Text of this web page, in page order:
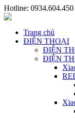
Hotline:
Trang chủ
ĐIỆN THOẠI
ĐIỆN
ĐIỆN